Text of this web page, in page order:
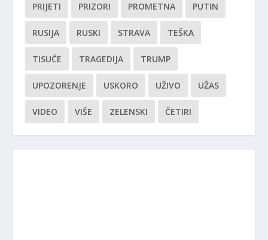
PRIJETI PRIZORI PROMETNA PUTIN
RUSIJA RUSKI STRAVA TEŠKA
TISUĆE TRAGEDIJA TRUMP
UPOZORENJE USKORO UŽIVO UŽAS
VIDEO VIŠE ZELENSKI ČETIRI